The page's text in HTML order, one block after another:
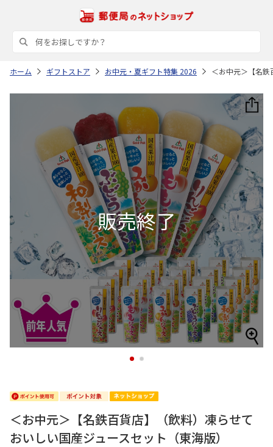
ホーム ギフトストア お中元・夏ギフト特集 2026 ＜お中元＞【名
1 2
＜お中元＞【名鉄百貨店】（飲料）凍らせて
おいしい国産ジュースセット（東海版）